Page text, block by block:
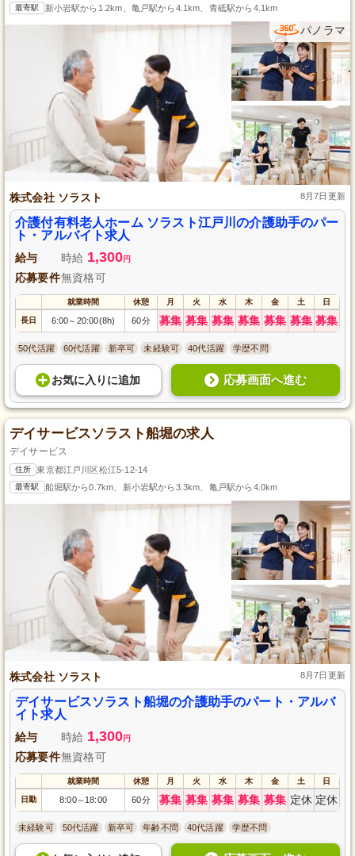
最寄駅 新小岩駅から1.2km、亀戸駅から4.1km、青砥駅から4.1km
パノラマ
株式会社 ソラスト 8月7日更新
介護付有料老人ホーム ソラスト江戸川の介護助手のパー
ト・アルバイト求人
給与 時給 1,300円
応募要件無資格可
就業時間 休憩 月 火 水 木 金 土 日
長日 6:00～ 20:00(8h) 60分 募集 募集 募集 募集 募集 募集 募集
50代活躍 60代活躍 新卒可 未経験可 40代活躍 学歴不問
お気に入り に追加 応募画面へ進む
デイサービスソラスト船堀の求人
デイサービス
住所 東京都江戸川区松江5-12-14
最寄駅 船堀駅から0.7km、新小岩駅から3.3km、亀戸駅から4.0km
株式会社 ソラスト 8月7日更新
デイサービスソラスト船堀の介護助手のパート・アルバ
イト求人
給与 時給 1,300円
応募要件無資格可
就業時間 休憩 月 火 水 木 金 土 日
日勤 8:00～ 18:00 60分 募集 募集 募集 募集 募集 定休 定休
未経験可 50代活躍 新卒可 年齢不問 40代活躍 学歴不問